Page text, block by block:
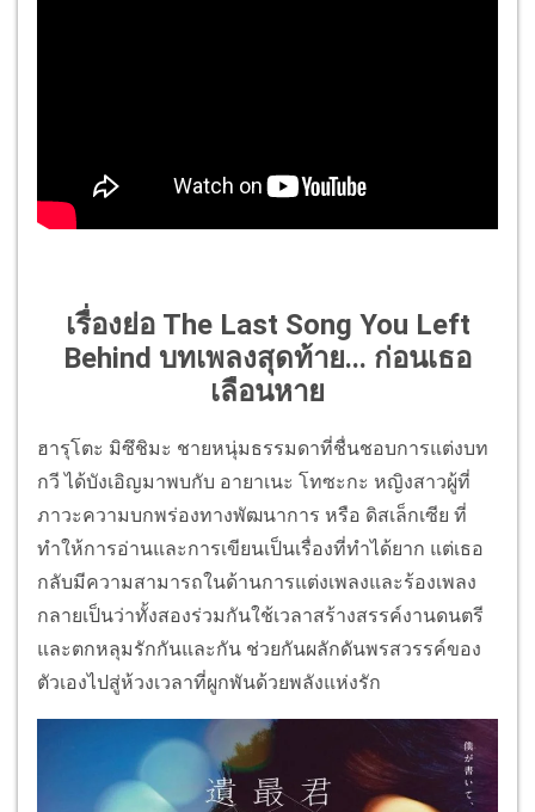
เรื่องย่อ The Last Song You Left
Behind บทเพลงสุดท้าย... ก่อนเธอ
เลือนหาย
ฮารุโตะ มิซึชิมะ ชายหนุ่มธรรมดาที่ชื่นชอบการแต่งบท
กวี ได้บังเอิญมาพบกับ อายาเนะ โทซะกะ หญิงสาวผู้ที่
ภาวะความบกพร่องทางพัฒนาการ หรือ ดิสเล็กเซีย ที่
ทำให้การอ่านและการเขียนเป็นเรื่องที่ทำได้ยาก แต่เธอ
กลับมีความสามารถในด้านการแต่งเพลงและร้องเพลง
กลายเป็นว่าทั้งสองร่วมกันใช้เวลาสร้างสรรค์งานดนตรี
และตกหลุมรักกันและกัน ช่วยกันผลักดันพรสวรรค์ของ
ตัวเองไปสู่ห้วงเวลาที่ผูกพันด้วยพลังแห่งรัก